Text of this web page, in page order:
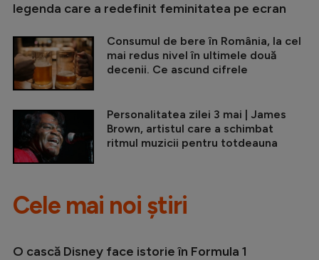
legenda care a redefinit feminitatea pe ecran
Consumul de bere în România, la cel
mai redus nivel în ultimele două
decenii. Ce ascund cifrele
Personalitatea zilei 3 mai | James
Brown, artistul care a schimbat
ritmul muzicii pentru totdeauna
Cele mai noi știri
O cască Disney face istorie în Formula 1